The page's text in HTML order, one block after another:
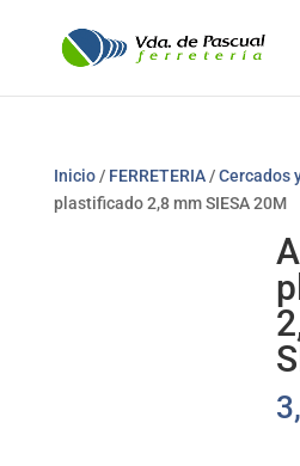
Inicio/ FERRETERIA/Cercados
plastificado 2,8 mm SIESA 20M